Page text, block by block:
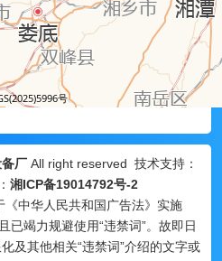
厂 All right reserved 技术支持：
湘ICP备19014792号-2
中华人民共和国广告法》实施
已竭力规避使用“违禁词”。故即日
及其他相关“违禁词”介绍的文字或